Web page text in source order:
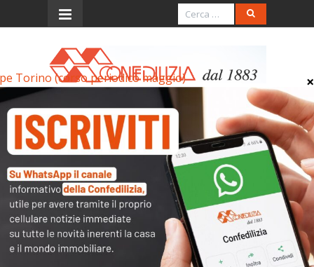
Menu
Ape Torino (corso
periodico maggio)
Ape Torino (corso periodico maggio)
Archivi
Torino (corso periodico maggio)